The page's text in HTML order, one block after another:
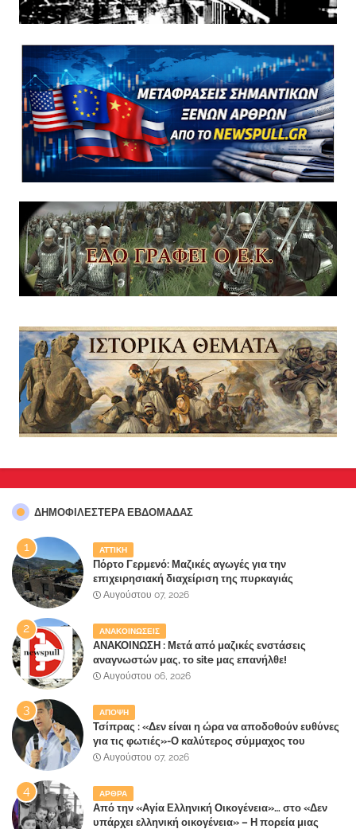
ΔΗΜΟΦΙΛΈΣΤΕΡΑ ΕΒΔΟΜΆΔΑΣ
ΑΤΤΙΚΗ
Πόρτο Γερμενό: Μαζικές αγωγές για την
επιχειρησιακή διαχείριση της πυρκαγιάς
ετοιμάζουν οι κάτοικοι!
Αυγούστου 07, 2026
ΑΝΑΚΟΙΝΩΣΕΙΣ
ΑΝΑΚΟΙΝΩΣΗ : Μετά από μαζικές ενστάσεις
αναγνωστών μας, το site μας επανήλθε!
Αυγούστου 06, 2026
ΑΠΟΨΗ
Τσίπρας : «Δεν είναι η ώρα να αποδοθούν ευθύνες
για τις φωτιές»-Ο καλύτερος σύμμαχος του
Μητσοτάκη
Αυγούστου 07, 2026
ΑΡΘΡΑ
Από την «Αγία Ελληνική Οικογένεια»… στο «Δεν
υπάρχει ελληνική οικογένεια» – Η πορεία μιας